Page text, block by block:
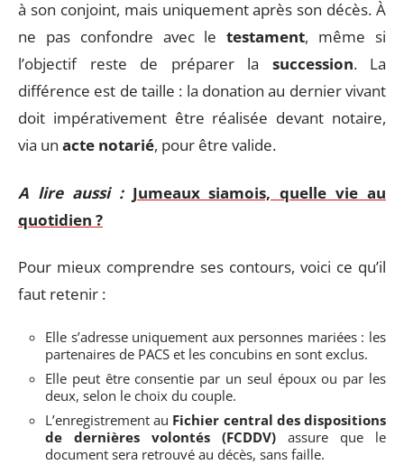
à son conjoint, mais uniquement après son décès. À
ne pas confondre avec letestament, même si
l’objectif reste de préparer la succession. La
différence est de taille : la donation au dernier vivant
doit impérativement être réalisée devant notaire,
via un acte notarié, pour être valide.
A lire aussi : Jumeaux siamois, quelle vie au
quotidien ?
Pour mieux comprendre ses contours, voici ce qu’il
faut retenir :
Elle s’adresse uniquement aux personnes mariées : les
partenaires de PACS et les concubins en sont exclus.
Elle peut être consentie par un seul époux ou par les
deux, selon le choix du couple.
L’enregistrement au Fichier central des dispositions
de dernières volontés (FCDDV) assure que le
document sera retrouvé au décès, sans faille.